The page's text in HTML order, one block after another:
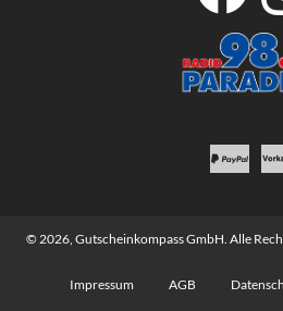
© 2026, Gutscheinkompass GmbH . Alle
Impressum AGB